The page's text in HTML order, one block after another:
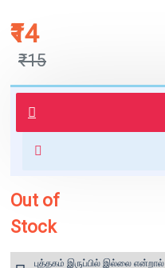
₹14
₹15
புத்தகம் 3 - 7 நாட்களில் அனுப்பி
வைக்கப்படும்.
for orders above ₹1000 within
Out of
Stock
புத்தகம் இருப்பில் இல்லை என்றால்